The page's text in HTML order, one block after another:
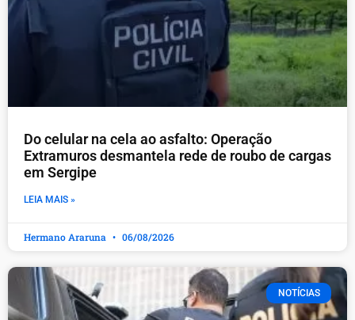
Do celular na cela ao asfalto: Operação
Extramuros desmantela rede de roubo de cargas
em Sergipe
LEIA MAIS »
Hermano Araruna 06/08/2026
NOTÍCIAS